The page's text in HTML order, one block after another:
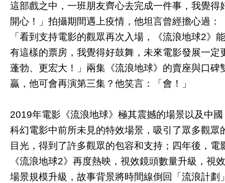
這部戲之中，一班朋友齊心去完成一件事，我覺得
開心！」拍攝期間遇上疫情，他坦言曾經擔心過：
「看到支持電影的觀眾再次入場，《流浪地球2》能
有這樣的票房，我覺得好鼓舞，未來電影發展一定
蓬勃、更宏大！」兩集《流浪地球》的賣座與口碑
贏，他可會再演第三集？他笑言：「會！」
2019年電影《流浪地球》極其震撼的場景以及中國
科幻電影中前所未見的特效場景，吸引了眾多觀眾
目光，得到了許多觀眾的包容和支持；四年後，電
《流浪地球2》再度熱映，視效鏡頭數量升級，視效
場景規模升級，故事背景將時間線倒回「流浪計劃